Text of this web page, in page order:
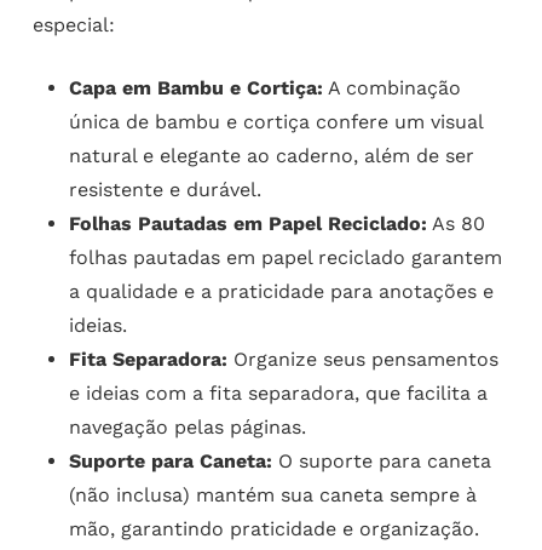
especial:
Capa em Bambu e Cortiça: A combinação
única de bambu e cortiça confere um visual
natural e elegante ao caderno, além de ser
resistente e durável.
Folhas Pautadas em Papel Reciclado: As 80
folhas pautadas em papel reciclado garantem
a qualidade e a praticidade para anotações e
ideias.
Fita Separadora: Organize seus pensamentos
e ideias com a fita separadora, que facilita a
navegação pelas páginas.
Suporte para Caneta: O suporte para caneta
(não inclusa) mantém sua caneta sempre à
mão, garantindo praticidade e organização.